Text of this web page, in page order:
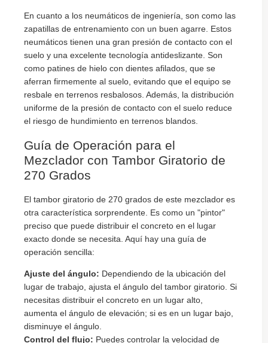
En cuanto a los neumáticos de ingeniería, son como las
zapatillas de entrenamiento con un buen agarre. Estos
neumáticos tienen una gran presión de contacto con el
suelo y una excelente tecnología antideslizante. Son
como patines de hielo con dientes afilados, que se
aferran firmemente al suelo, evitando que el equipo se
resbale en terrenos resbalosos. Además, la distribución
uniforme de la presión de contacto con el suelo reduce
el riesgo de hundimiento en terrenos blandos.
Guía de Operación para el
Mezclador con Tambor Giratorio de
270 Grados
El tambor giratorio de 270 grados de este mezclador es
otra característica sorprendente. Es como un "pintor"
preciso que puede distribuir el concreto en el lugar
exacto donde se necesita. Aquí hay una guía de
operación sencilla:
Ajuste del ángulo: Dependiendo de la ubicación del
lugar de trabajo, ajusta el ángulo del tambor giratorio. Si
necesitas distribuir el concreto en un lugar alto,
aumenta el ángulo de elevación; si es en un lugar bajo,
disminuye el ángulo.
Control del flujo: Puedes controlar la velocidad de